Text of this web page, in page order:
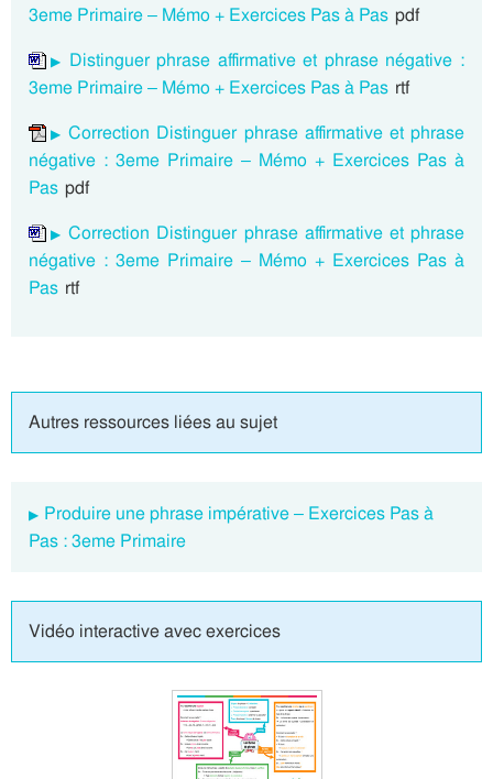
3eme Primaire – Mémo + Exercices Pas à Pas pdf
Distinguer phrase affirmative et phrase négative :
3eme Primaire – Mémo + Exercices Pas à Pas rtf
Correction Distinguer phrase affirmative et phrase
négative : 3eme Primaire – Mémo + Exercices Pas à
Pas pdf
Correction Distinguer phrase affirmative et phrase
négative : 3eme Primaire – Mémo + Exercices Pas à
Pas rtf
Autres ressources liées au sujet
Produire une phrase impérative – Exercices Pas à
Pas : 3eme Primaire
Vidéo interactive avec exercices